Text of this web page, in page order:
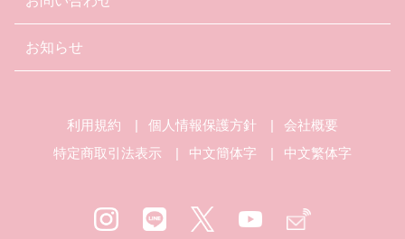
お知らせ
利用規約 個人情報保護方針
会社概要
特定商取引法表示
中文簡体字 中文繁体字